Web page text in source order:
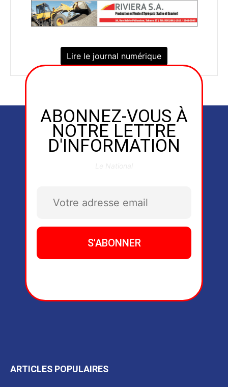
Lire le journal numérique
ABONNEZ-VOUS À
NOTRE LETTRE
D'INFORMATION
ARTICLES POPULAIRES